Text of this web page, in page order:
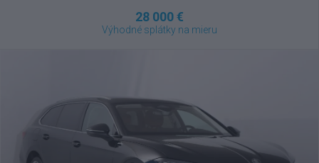
28 000 €
Výhodné splátky na mieru